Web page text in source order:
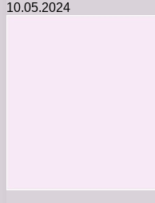
10.05.2024